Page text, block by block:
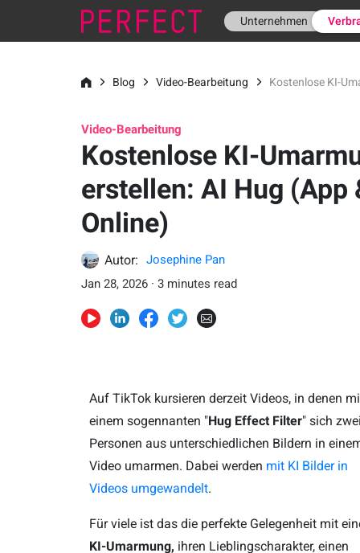
Unternehmen
Blog Video-Bearbeitung Kostenlose KI-
Video-Bearbeitung
Kostenlose KI-
erstellen: AI Hug (App
Online)
Autor:
Josephine Pan
Jan 28, 2026 · 3 minutes read
Auf TikTok kursieren derzeit Videos, in denen
einem sogennanten "Hug Effect Filter" sich
Personen aus unterschiedlichen Bildern in
Video umarmen. Dabei werden mit KI Bilder in
Videos umgewandelt.
Für viele ist das die perfekte Gelegenheit mit
KI-Umarmung, ihren Lieblingscharakter, einen